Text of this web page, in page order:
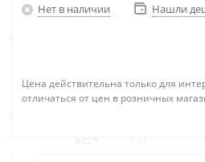
Нет в наличии Нашли
Цена действительна только для
отличаться от цен в розничных